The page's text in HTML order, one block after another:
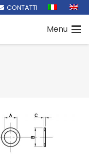
CONTATTI
Menu